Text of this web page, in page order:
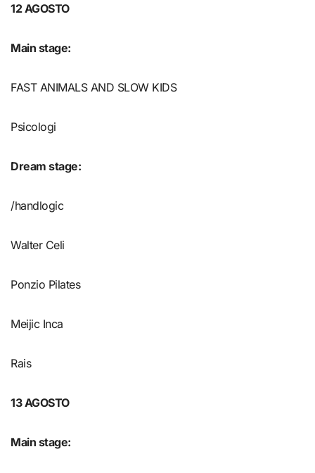
12 AGOSTO
Main stage:
FAST ANIMALS AND SLOW KIDS
Psicologi
Dream stage:
/handlogic
Walter Celi
Ponzio Pilates
Meijic Inca
Rais
13 AGOSTO
Main stage: